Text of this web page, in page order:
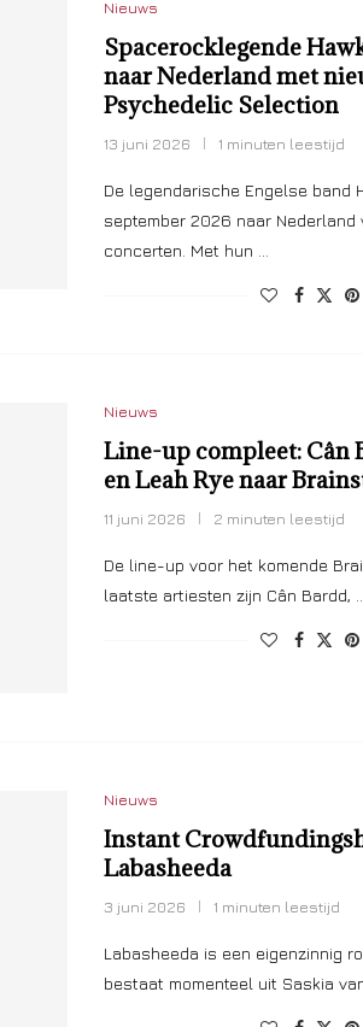
Nieuws
Spacerocklegende
naar Nederland met
Psychedelic Selection
13 juni 2026 1 minuten leestijd
De legendarische Engelse band
september 2026 naar
concerten. Met hun …
Nieuws
Line-up compleet: Cân
en Leah Rye naar
11 juni 2026 2 minuten leestijd
De line-up voor het komende
laatste artiesten zijn Cân Bardd,
Nieuws
Instant
Labasheeda
3 juni 2026 1 minuten leestijd
Labasheeda is een eigenzinnig
bestaat momenteel uit Saskia